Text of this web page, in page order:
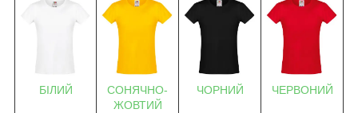
БІЛИЙ
СОНЯЧНО-
ЖОВТИЙ
ЧОРНИЙ ЧЕРВОНИЙ